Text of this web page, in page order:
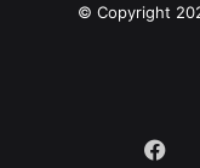
© Copyright